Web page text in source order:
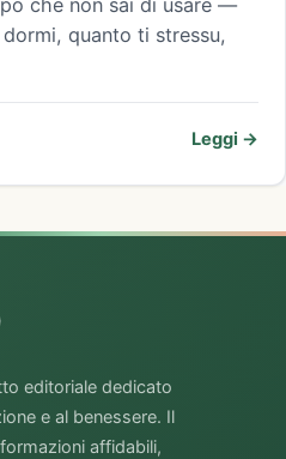
che non sai di usare —
quanto ti stressu,
Leggi →
editoriale dedicato
e al benessere. Il
affidabili,